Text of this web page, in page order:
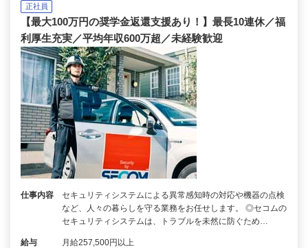
正社員
【最大100万円の奨学金返還支援あり！】最長10連休／福
利厚生充実／平均年収600万超／未経験歓迎
仕事内容
セキュリティシステムによる異常感知時の対応や機器の点検
など、人々の暮らしを守る業務をお任せします。 ◎セコムの
セキュリティシステムは、トラブルを未然に防ぐため…
給与 月給257,500円以上